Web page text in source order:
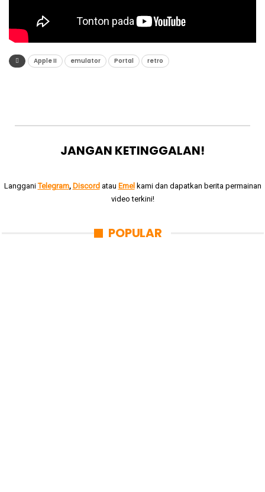
Apple II emulator Portal retro
JANGAN KETINGGALAN!
LangganiTelegram, Discordatau Emel kami dan dapatkan berita permainan
video terkini!
POPULAR